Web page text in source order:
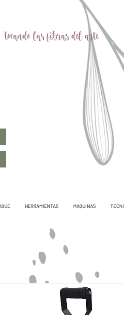
Tocando las fibras del arte
HERRAMIENTAS MAQUINAS